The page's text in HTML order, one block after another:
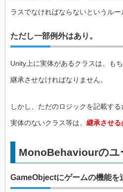
ラスでなければならないというルー
ただし一部例外はあり。
Unity上に実体があるクラスは、も
継承させなければなりません。
しかし、ただのロジックを記載す
実体のないクラス等は、 継承させる
MonoBehaviourのユ
GameObjectにゲームの機能を